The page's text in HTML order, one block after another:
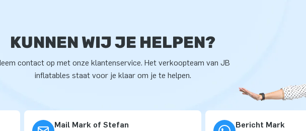
KUNNEN WIJ JE HELPEN?
contact op met onze klantenservice. Het verkoopteam van JB
inflatables staat voor je klaar om je te helpen.
Mail Mark of Stefan
Bericht Mark